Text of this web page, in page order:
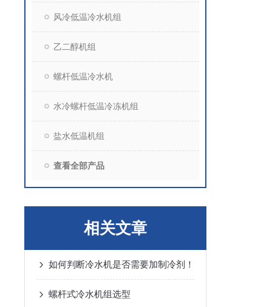
风冷低温冷水机组
乙二醇机组
螺杆低温冷水机
水冷螺杆低温冷冻机组
盐水低温机组
查看全部产品
相关文章
如何判断冷水机是否需要加制冷剂！
螺杆式冷水机组选型